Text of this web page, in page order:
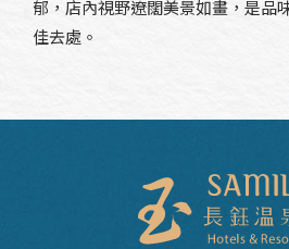
郁，店內視野遼闊美景如畫，是品
佳去處。